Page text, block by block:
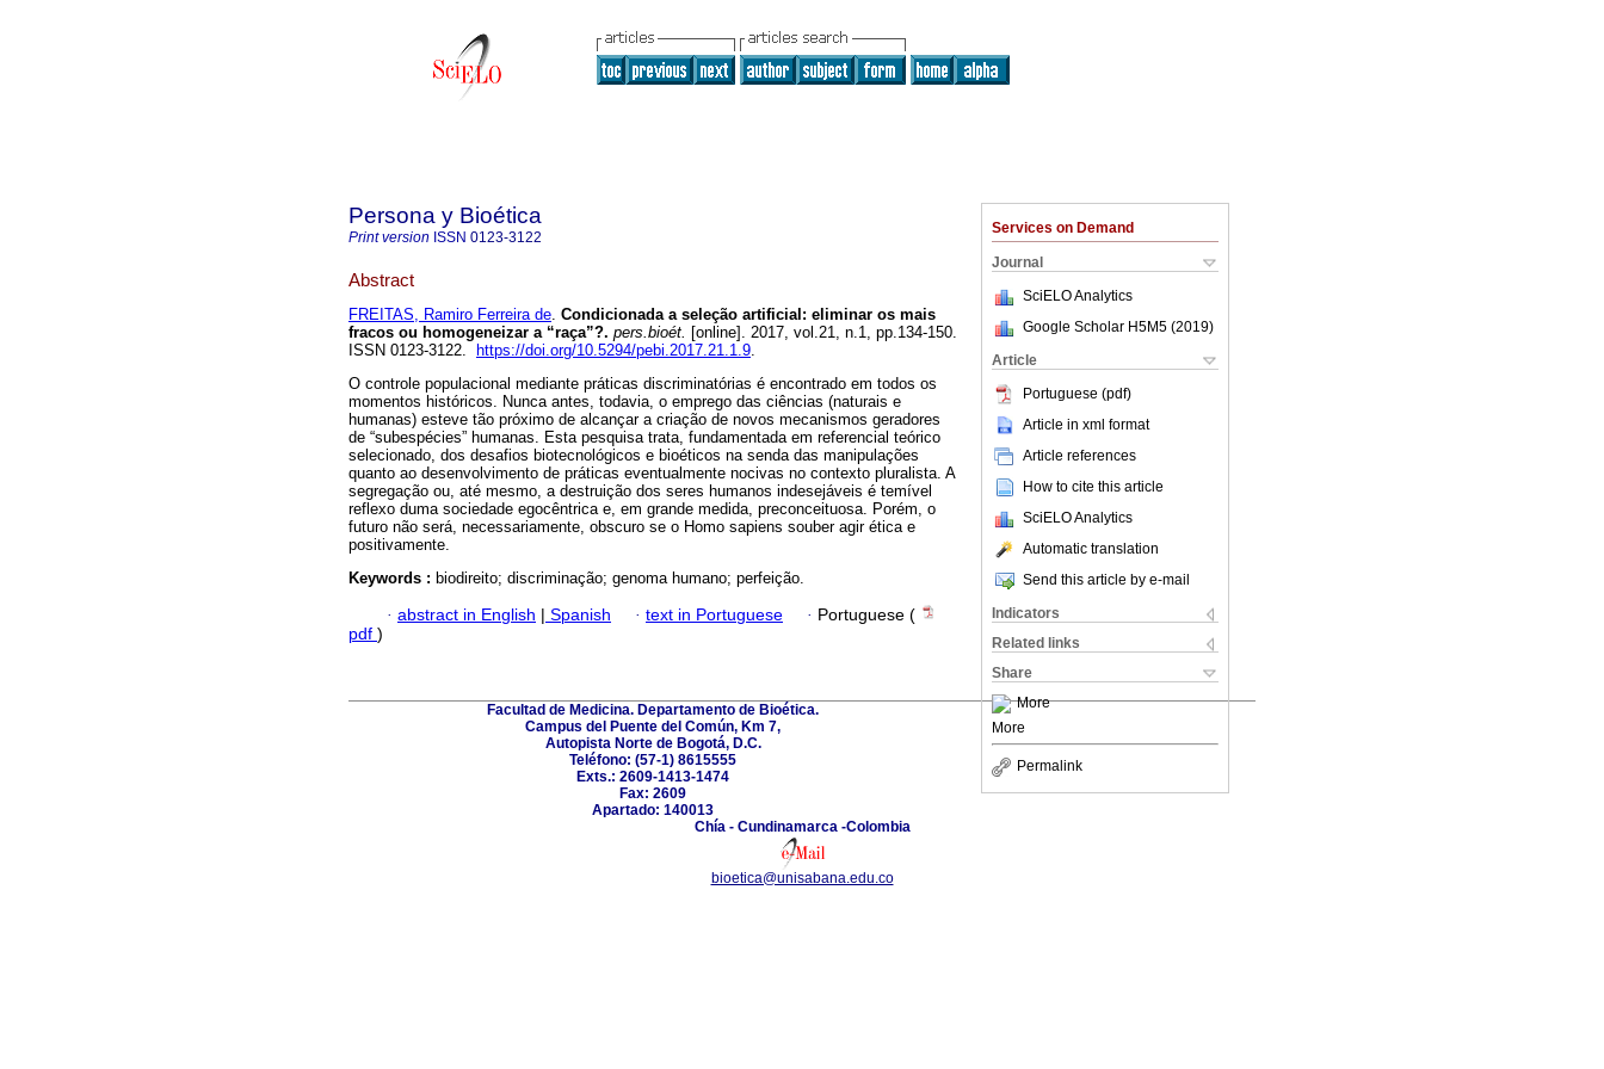
Services on Demand
Journal
SciELO Analytics
Google Scholar H5M5 (2019)
Article
Portuguese (pdf)
Article in xml format
Article references
How to cite this article
SciELO Analytics
Automatic translation
Send this article by e-mail
Indicators
Related links
Share
More
More
Permalink
Persona y Bioética
Print version ISSN 0123-3122
Abstract
FREITAS, Ramiro Ferreira de. Condicionada a seleção artificial: eliminar os mais
fracos ou homogeneizar a “raça”?. pers.bioét. [online]. 2017, vol.21, n.1, pp.134-150.
ISSN 0123-3122.
https://doi.org/10.5294/pebi.2017.21.1.9.
O controle populacional mediante práticas discriminatórias é encontrado em todos os
momentos históricos. Nunca antes, todavia, o emprego das ciências (naturais e
humanas) esteve tão próximo de alcançar a criação de novos mecanismos geradores
de “subespécies” humanas. Esta pesquisa trata, fundamentada em referencial teórico
selecionado, dos desafios biotecnológicos e bioéticos na senda das manipulações
quanto ao desenvolvimento de práticas eventualmente nocivas no contexto pluralista. A
segregação ou, até mesmo, a destruição dos seres humanos indesejáveis é temível
reflexo duma sociedade egocêntrica e, em grande medida, preconceituosa. Porém, o
futuro não será, necessariamente, obscuro se o Homo sapiens souber agir ética e
positivamente.
Keywords : biodireito; discriminação; genoma humano; perfeição.
· abstract in English | Spanish · text in Portuguese · Portuguese (
pdf )
Facultad de Medicina. Departamento de Bioética.
Campus del Puente del Común, Km 7,
Autopista Norte de Bogotá, D.C.
Teléfono: (57-1) 8615555
Exts.: 2609-1413-1474
Fax: 2609
Apartado: 140013
Chía - Cundinamarca -Colombia
bioetica@unisabana.edu.co